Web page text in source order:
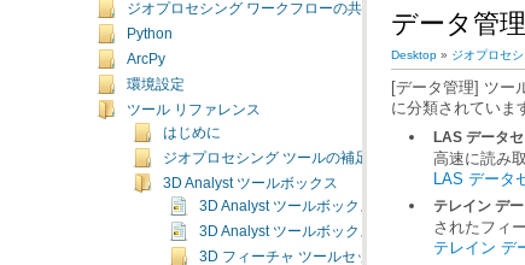
ジオプロセシング ワークフローの共有
Python
ArcPy
環境設定
ツール リファレンス
はじめに
ジオプロセシング ツールの補足トピック
3D Analyst ツールボックス
3D Analyst ツールボックスの概要
3D Analyst ツールボックスのライセンス
3D フィーチャ ツールセット
データ管
Desktop » ジオプロセ
に分類されていま
LAS データセ
高速に読み
LAS データ
テレイン デ
されたフィ
テレイン デ